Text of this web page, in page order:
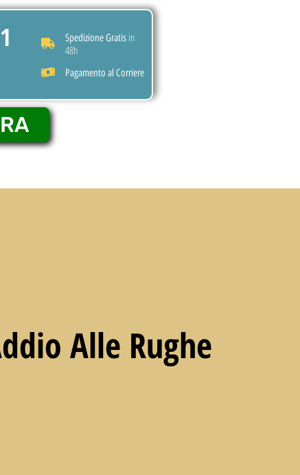
Spedizione Gratis in
48h
Pagamento al Corriere
Alle Rughe